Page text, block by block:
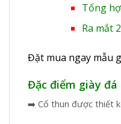
Tổng
Ra mắt
Đặt mua ngay mẫu
Đặc điểm giày đá
➡️ Cổ thun được thiết